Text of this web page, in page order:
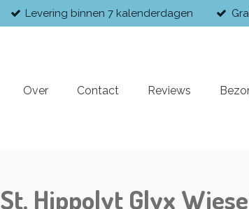
Levering binnen 7 kalenderdagen
Over Contact Reviews
St. Hippolyt Glyx